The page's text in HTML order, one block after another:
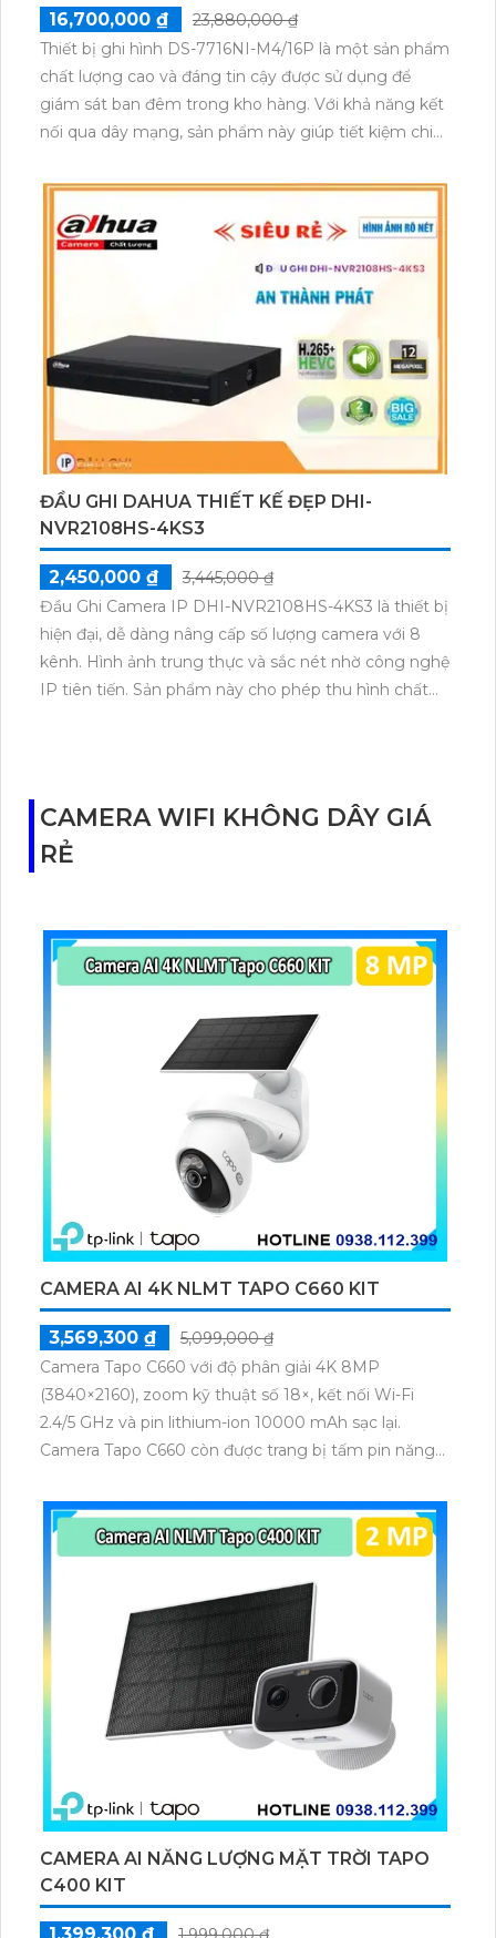
16,700,000 ₫
23,880,000 ₫
Thiết bị ghi hình DS-7716NI-M4/16P là một sản phẩm
chất lượng cao và đáng tin cậy được sử dụng để
giám sát ban đêm trong kho hàng. Với khả năng kết
nối qua dây mạng, sản phẩm này giúp tiết kiệm chi
kênh ghi hình và hổ trợ 4 ổ cứng, cho phép thu hình
chất lượng cao. Ngoài ra, thiết bị cũng có khả năng
cấp nguồn qua RJ45 và hỗ trợ eSATA cho việc mở
ĐẦU GHI DAHUA THIẾT KẾ ĐẸP DHI-
NVR2108HS-4KS3
2,450,000 ₫
3,445,000 ₫
Đầu Ghi Camera IP DHI-NVR2108HS-4KS3 là thiết bị
hiện đại, dễ dàng nâng cấp số lượng camera với 8
kênh. Hình ảnh trung thực và sắc nét nhờ công nghệ
IP tiên tiến. Sản phẩm này cho phép thu hình chất
CAMERA WIFI KHÔNG DÂY GIÁ
RẺ
CAMERA AI 4K NLMT TAPO C660 KIT
3,569,300 ₫
5,099,000 ₫
Camera Tapo C660 với độ phân giải 4K 8MP
(3840×2160), zoom kỹ thuật số 18×, kết nối Wi-Fi
2.4/5 GHz và pin lithium-ion 10000 mAh sạc lại.
Camera Tapo C660 còn được trang bị tấm pin năng
thú cưng, phương tiện, lưu trữ thẻ microSD tối đa 512
GB.
CAMERA AI NĂNG LƯỢNG MẶT TRỜI TAPO
C400 KIT